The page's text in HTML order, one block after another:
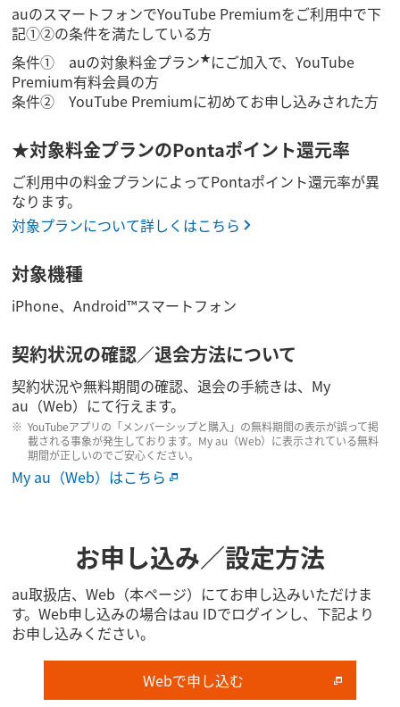
auのスマートフォンでYouTube Premiumをご利用中で下
記①②の条件を満たしている方
条件① auの対象料金プラン★にご加入で、YouTube
Premium有料会員の方
条件② YouTube Premiumに初めてお申し込みされた方
★対象料金プランのPontaポイント還元率
ご利用中の料金プランによってPontaポイント還元率が異
なります。
対象プランについて詳しくはこちら
対象機種
iPhone、Android™スマートフォン
契約状況の確認／退会方法について
契約状況や無料期間の確認、退会の手続きは、My
au（Web）にて行えます。
YouTubeアプリの「メンバーシップと購入」の無料期間の表示が誤って掲
載される事象が発生しております。My au（Web）に表示されている無料
期間が正しいのでご安心ください。
My au（Web）はこちら
お申し込み／設定方法
au取扱店、Web（本ページ）にてお申し込みいただけま
す。Web申し込みの場合はau IDでログインし、下記より
お申し込みください。
Webで申し込む